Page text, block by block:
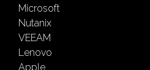
Microsoft
Nutanix
VEEAM
Lenovo
Apple